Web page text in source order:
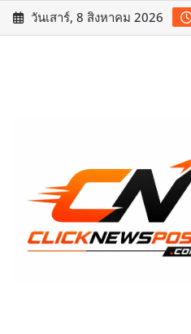
Skip
to
วันเสาร์, 8 สิงหาคม 2026